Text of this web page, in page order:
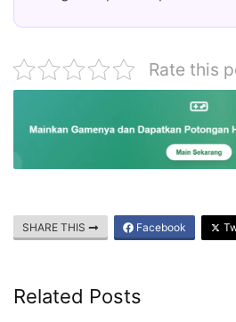
Rate this
SHARE THIS Facebook
Related Posts